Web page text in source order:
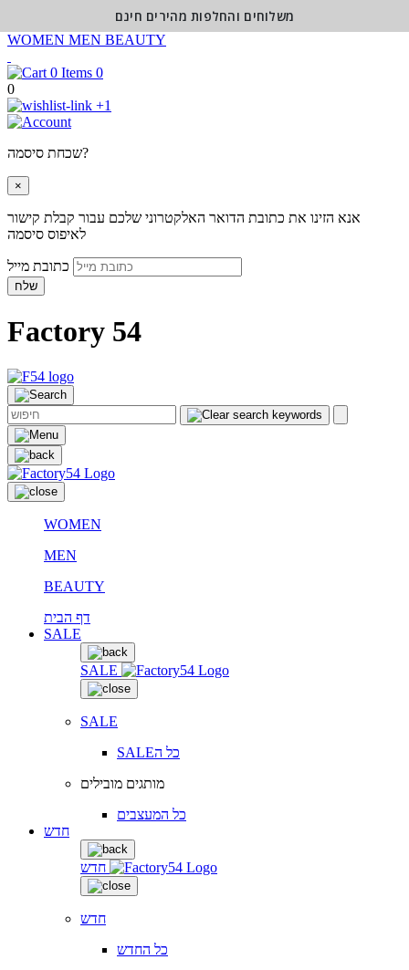
WOMEN MEN BEAUTY
0
0
+1
שכחת סיסמה?
×
אנא הזינו את כתובת הדואר האלקטרוני שלכם עבור קבלת קישור
לאיפוס סיסמה
שלח
Factory 54
WOMEN
MEN
BEAUTY
דף הבית
SALE
SALE
SALE
SALEכל ה
מותגים מובילים
כל המעצבים
חדש
חדש
חדש
כל החדש
משלוחים והחלפות מהירים חינם